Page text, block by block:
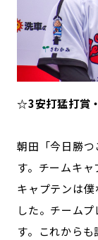
☆3安打猛打賞
朝田「今日勝
す。チームキ
キャプテンは
した。チーム
す。これから